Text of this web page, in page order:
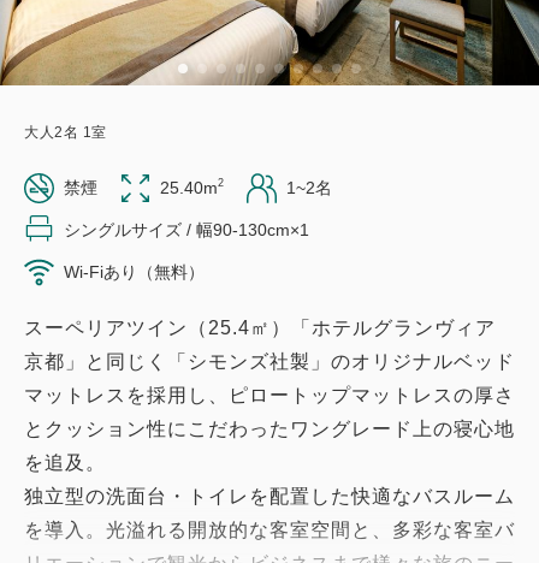
大人 2名 1 室
禁煙 25.40m2 1~2名
シングルサイズ / 幅90-130cm×1
Wi-Fiあり（無料）
スーペリアツイン（25.4㎡）「ホテルグランヴィア
京都」と同じく「シモンズ社製」のオリジナルベッド
マットレスを採用し、ピロートップマットレスの厚さ
とクッション性にこだわったワングレード上の寝心地
を追及。
独立型の洗面台・トイレを配置した快適なバスルーム
を導入。光溢れる開放的な客室空間と、多彩な客室バ